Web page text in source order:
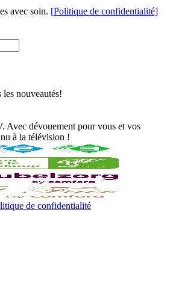
avec soin. [Politique de confidentialité]
les nouveautés!
Avec dévouement pour vous et vos
à la télévision !
de confidentialité